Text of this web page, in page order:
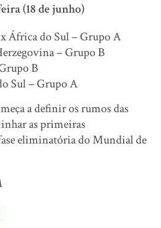
(18 de junho)
África do Sul – Grupo A
– Grupo B
B
Sul – Grupo A
a definir os rumos das
as primeiras
eliminatória do Mundial de